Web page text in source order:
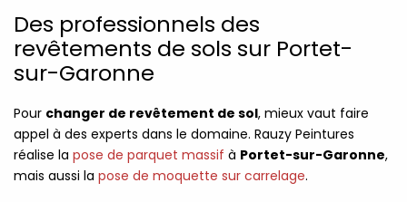
Des professionnels des
revêtements de sols sur Portet-
sur-Garonne
Pour changer de revêtement de sol, mieux vaut faire
appel à des experts dans le domaine. Rauzy Peintures
réalise la pose de parquet massif à Portet-sur-Garonne,
mais aussi la pose de moquette sur carrelage.